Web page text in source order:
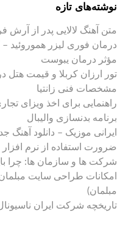
نوشته‌های تازه
متن آهنگ لالایی پدر از آرش
درمان فوری لیزر هموروئید –
مؤثر درمان یبوست
تور ارزان کربلا و قیمت هتل
مشخصات فنی زانتیا
راهنمایی برای اخذ ویزای
برنامه بدنسازی والیبال
ایرانی موزیک – دانلود آهنگ
ضرورت استفاده از نرم
شرکت ها و سازمان ها: چرا
امکانات طراحی سایت
مبلمان)
تاریخچه شرکت ایران